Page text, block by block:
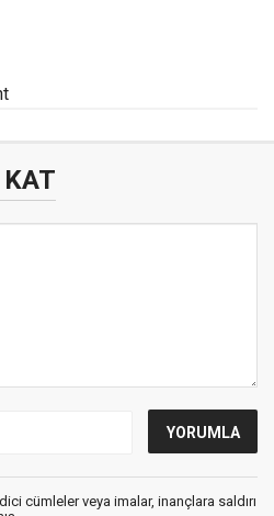
cümleler veya imalar, inançlara saldırı